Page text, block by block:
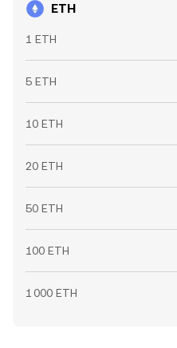
ETH
1 ETH
5 ETH
10 ETH
20 ETH
50 ETH
100 ETH
1 000 ETH